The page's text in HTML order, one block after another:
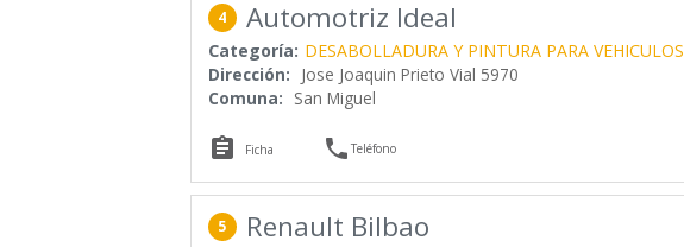
4 Automotriz Ideal
Categoría: DESABOLLADURA Y PINTURA PARA VEHICULOS
Dirección: Jose Joaquin Prieto Vial 5970
Comuna: San Miguel
 Ficha Teléfono
5 Renault Bilbao